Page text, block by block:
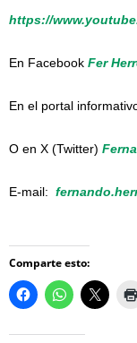
https://
En Facebook Fer
En el portal
O en X (Twitter)
E-mail:
Comparte esto: